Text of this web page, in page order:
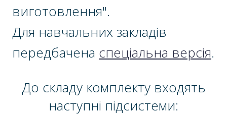
виготовлення".
Для навчальних закладів
передбачена спеціальна версія.
До складу комплекту входять
наступні підсистеми: